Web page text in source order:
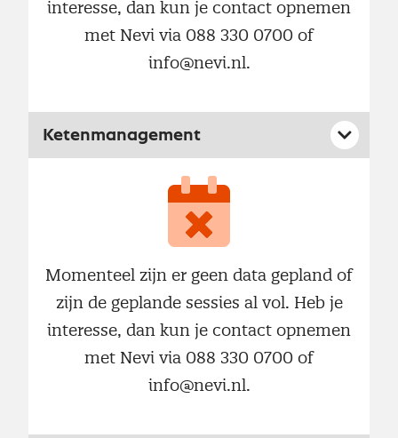
interesse, dan kun je contact opnemen
met Nevi via 088 330 0700 of
info@nevi.nl.
Ketenmanagement
Momenteel zijn er geen data gepland of
zijn de geplande sessies al vol. Heb je
interesse, dan kun je contact opnemen
met Nevi via 088 330 0700 of
info@nevi.nl.